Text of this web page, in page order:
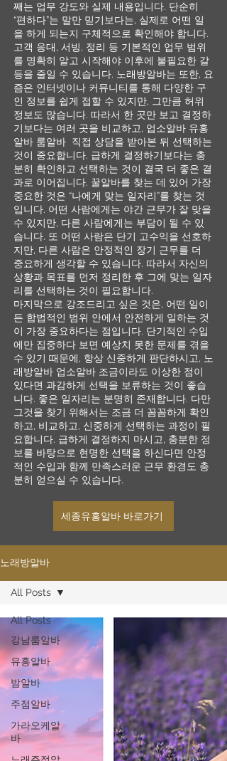
째는 업무 강도와 실제 내용입니다. 단순히
“편하다”는 말만 믿기보다는, 실제로 어떤 일
을 하게 되는지 구체적으로 확인해야 합니다.
고객 응대, 서빙, 정리 등 기본적인 업무 범위
를 명확히 알고 시작해야 이후에 불필요한 갈
등을 줄일 수 있습니다. 노래방알바는 또한, 요
즘은 인터넷이나 커뮤니티를 통해 다양한 구
인 정보를 쉽게 접할 수 있지만, 그만큼 허위
정보도 많습니다. 따라서 한 곳만 보고 결정하
기보다는 여러 곳을 비교하고, 업소알바 유흥
알바 룸알바 직접 상담을 받아본 뒤 선택하는
것이 중요합니다. 급하게 결정하기보다는 충
분히 확인하고 선택하는 것이 결국 더 좋은 결
과로 이어집니다. 꿀알바를 찾는 데 있어 가장
중요한 것은 “나에게 맞는 일자리”를 찾는 것
입니다. 어떤 사람에게는 야간 근무가 잘 맞을
수 있지만, 다른 사람에게는 부담이 될 수 있
습니다. 또 어떤 사람은 단기 고수익을 선호하
지만, 다른 사람은 안정적인 장기 근무를 더
중요하게 생각할 수 있습니다. 따라서 자신의
상황과 목표를 먼저 정리한 후 그에 맞는 일자
리를 선택하는 것이 필요합니다.
마지막으로 강조드리고 싶은 것은, 어떤 일이
든 합법적인 범위 안에서 안전하게 일하는 것
이 가장 중요하다는 점입니다. 단기적인 수입
에만 집중하다 보면 예상치 못한 문제를 겪을
수 있기 때문에, 항상 신중하게 판단하시고, 노
래방알바 업소알바 조금이라도 이상한 점이
있다면 과감하게 선택을 보류하는 것이 좋습
니다. 좋은 일자리는 분명히 존재합니다. 다만
그것을 찾기 위해서는 조금 더 꼼꼼하게 확인
하고, 비교하고, 신중하게 선택하는 과정이 필
요합니다. 급하게 결정하지 마시고, 충분한 정
보를 바탕으로 현명한 선택을 하신다면 안정
적인 수입과 함께 만족스러운 근무 환경도 충
분히 얻으실 수 있습니다.
세종유흥알바 바로가기
노래방알바
All Posts
강남룸알바
유흥알바
밤알바
주점알바
가라오케알
바
All Posts